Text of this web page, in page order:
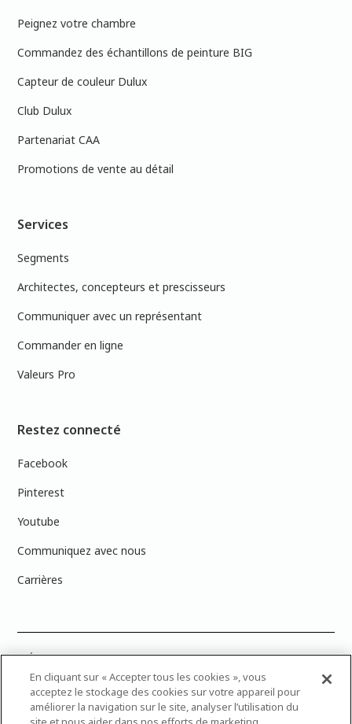
Peignez votre chambre
Commandez des échantillons de peinture BIG
Capteur de couleur Dulux
Club Dulux
Partenariat CAA
Promotions de vente au détail
Services
Segments
Architectes, concepteurs et prescisseurs
Communiquer avec un représentant
Commander en ligne
Valeurs Pro
Restez connecté
Facebook
Pinterest
Youtube
Communiquez avec nous
Carrières
PRÉCISION DES COULEURS : Veuillez noter que les couleurs affichées à
l’écran peuvent ne pas correspondre exactement aux couleurs de
peinture réelles en raison des variations de calibration des écrans.
Vous pouvez apporter les numéros d’échantillons de couleur de
peinture dans votre magasin Dulux Peintures le plus proche afin de
En cliquant sur « Accepter tous les cookies », vous
acceptez le stockage des cookies sur votre appareil pour
améliorer la navigation sur le site, analyser l’utilisation du